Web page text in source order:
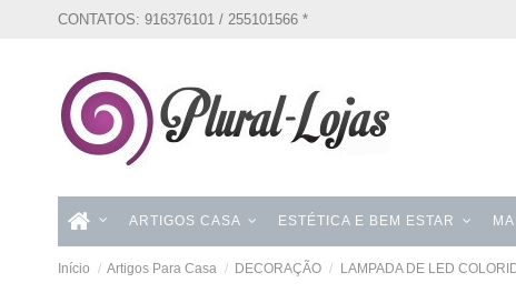
CONTATOS: 916376101 / 255101566 *
ARTIGOS CASA ESTÉTICA E BEM ESTAR
Início Artigos Para Casa DECORAÇÃO LAMPADA DE LED